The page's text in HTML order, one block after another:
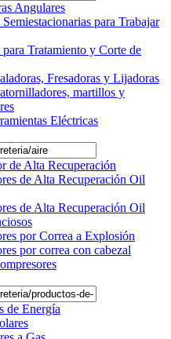
Angulares
para Trabajar
Tratamiento y Corte de
Fresadoras y Lijadoras
martillos y
Eléctricas
de Alta Recuperación
de Alta Recuperación Oil
de Alta Recuperación Oil
por Correa a Explosión
por correa con cabezal
de Energía